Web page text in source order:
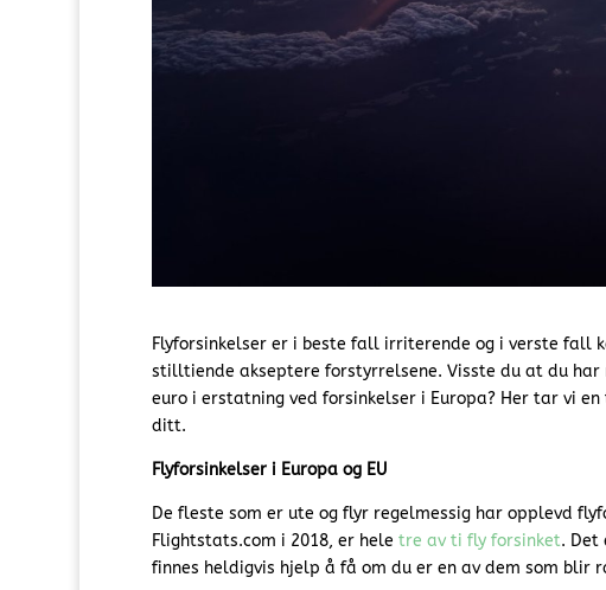
Flyforsinkelser er i beste fall irriterende og i verste fall
stilltiende akseptere forstyrrelsene. Visste du at du
euro i erstatning ved forsinkelser i Europa? Her tar vi
ditt.
Flyforsinkelser i Europa og EU
De fleste som er ute og flyr regelmessig har opplevd
Flightstats.com i 2018, er hele tre av ti fly forsinket. Det
finnes heldigvis hjelp å få om du er en av dem som blir